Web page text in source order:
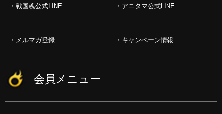
戦国魂公式LINE アニタマ公式LINE
メルマガ登録 キャンペーン情報
会員メニュー